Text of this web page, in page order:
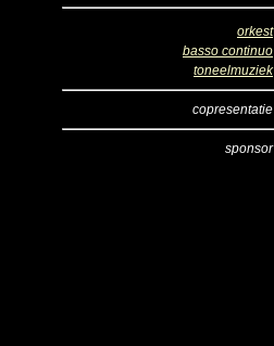
orkest
basso continuo
toneelmuziek
copresentatie
sponsor